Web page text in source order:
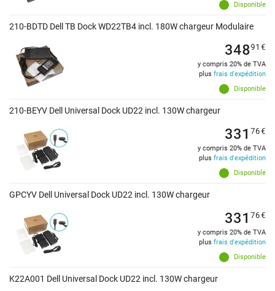
Disponible
210-BDTD Dell TB Dock WD22TB4 incl. 180W chargeur Modulaire
Disponible
34891 €
y compris 20% de TVA
plus frais d'expédition
210-BEYV Dell Universal Dock UD22 incl. 130W chargeur
Disponible
331 76€
y compris 20% de TVA
plus frais d'expédition
GPCYV Dell Universal Dock UD22 incl. 130W chargeur
Disponible
331 76€
y compris 20% de TVA
plus frais d'expédition
K22A001 Dell Universal Dock UD22 incl. 130W chargeur